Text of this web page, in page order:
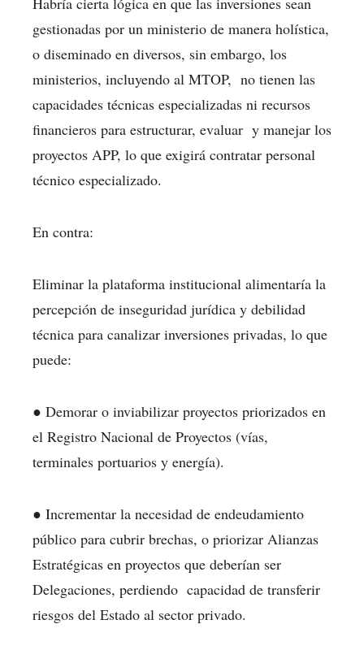
gestionadas por un ministerio de manera holística,
o diseminado en diversos, sin embargo, los
ministerios, incluyendo al MTOP, no tienen las
capacidades técnicas especializadas ni recursos
financieros para estructurar, evaluar y manejar los
proyectos APP, lo que exigirá contratar personal
técnico especializado.
En contra:
Eliminar la plataforma institucional alimentaría la
percepción de inseguridad jurídica y debilidad
técnica para canalizar inversiones privadas, lo que
puede:
● Demorar o inviabilizar proyectos priorizados en
el Registro Nacional de Proyectos (vías,
terminales portuarios y energía).
● Incrementar la necesidad de endeudamiento
público para cubrir brechas, o priorizar Alianzas
Estratégicas en proyectos que deberían ser
Delegaciones, perdiendo capacidad de transferir
riesgos del Estado al sector privado.